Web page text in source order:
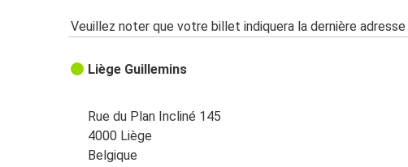
Veuillez noter que votre billet indiquera la dernière adresse
Liège Guillemins
Rue du Plan Incliné 145
4000 Liège
Belgique